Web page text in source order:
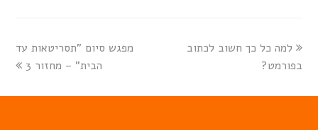
למה כל כך חשוב לכתוב
בפורמט?
מפגש סיום "תסריטאות עד
הבית" – מחזור 3